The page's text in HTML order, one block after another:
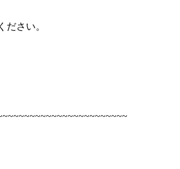
ださい。